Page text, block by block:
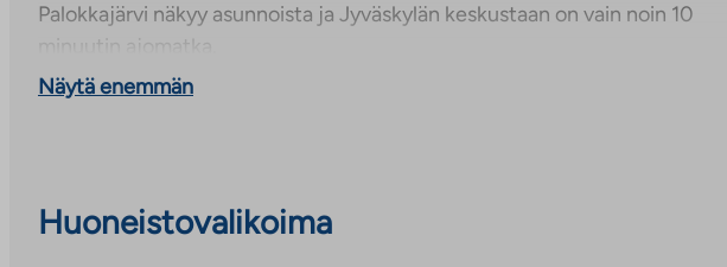
Palokkajärvi näkyy asunnoista ja Jyväskylän keskustaan on vain noin 10
minuutin ajomatka.
Molemmissa taloissa on neljä asuinkerrosta sekä pohjakerros, josta löytyvät
Näytä enemmän
Huoneistovalikoima